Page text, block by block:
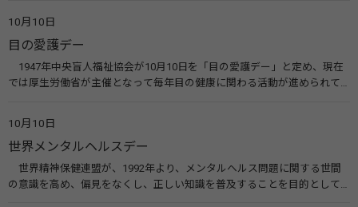
療研究会） 糖尿病ネットワーク
10月10日
目の愛護デー
1947年中央盲人福祉協会が10月10日を「目の愛護デー」と定め、現在
では厚生労働省が主催となって毎年目の健康に関わる活動が進められて
会）
10月10日
世界メンタルヘルスデー
世界精神保健連盟が、1992年より、メンタルヘルス問題に関する世間
の意識を高め、偏見をなくし、正しい知識を普及することを目的として、